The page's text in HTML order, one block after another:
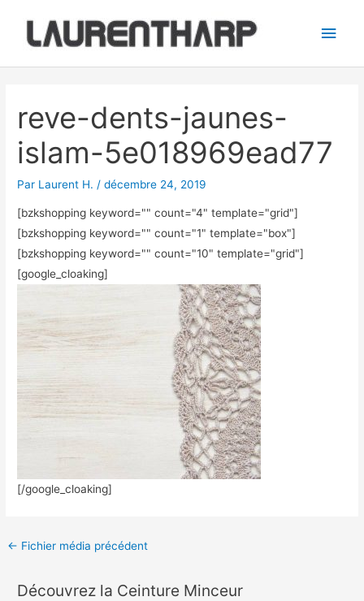
contenu
reve-dents-jaunes-
islam-5e018969ead77
Par Laurent H. /décembre 24, 2019
[bzkshopping keyword="" count="4" template="grid"]
[bzkshopping keyword="" count="1" template="box"]
[bzkshopping keyword="" count="10" template="grid"]
[google_cloaking]
[/google_cloaking]
articles
← Fichier média précédent
Découvrez la Ceinture Minceur